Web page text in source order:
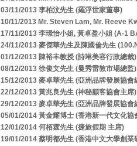
03/11/2013 李柏汶先生 (羅浮世家董事)
10/11/2013 Mr. Steven Lam, Mr. Reeve
17/11/2013 李璟怡小姐, 黃卓盈小姐 (A-1
24/11/2013 麥傑華先生及陳國倫先生
01/12/2013 陳裕丰教授 (詩琳美容行政總裁)
08/12/2013 徐俊文先生 (曼秀雷敦市場總監)
15/12/2013 麥卓華先生 (亞洲品牌發展協會
22/12/2013 黃兆良先生 (神秘顧客協會主席)
29/12/2013 麥卓華先生 (亞洲品牌發展協會
05/01/2014 黃金耀博士 (香港新一代文化協
12/01/2014 何栢霆先生 (捷旅假期 主席)
19/01/2014 蔡明都先生 (香港中文大學創業